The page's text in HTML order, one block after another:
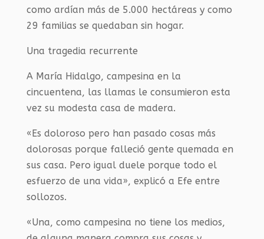
como ardían más de 5.000 hectáreas y como
29 familias se quedaban sin hogar.
Una tragedia recurrente
A María Hidalgo, campesina en la
cincuentena, las llamas le consumieron esta
vez su modesta casa de madera.
«Es doloroso pero han pasado cosas más
dolorosas porque falleció gente quemada en
sus casa. Pero igual duele porque todo el
esfuerzo de una vida», explicó a Efe entre
sollozos.
«Una, como campesina no tiene los medios,